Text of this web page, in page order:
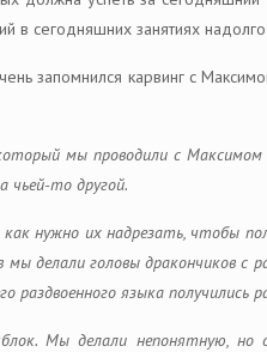
сегодняшних занятиях
запомнился карвинг с
мы проводили с
чьей-то другой.
нужно их надрезать, чтобы
делали головы дракончиков с
раздвоенного языка получились
Мы делали непонятную, но